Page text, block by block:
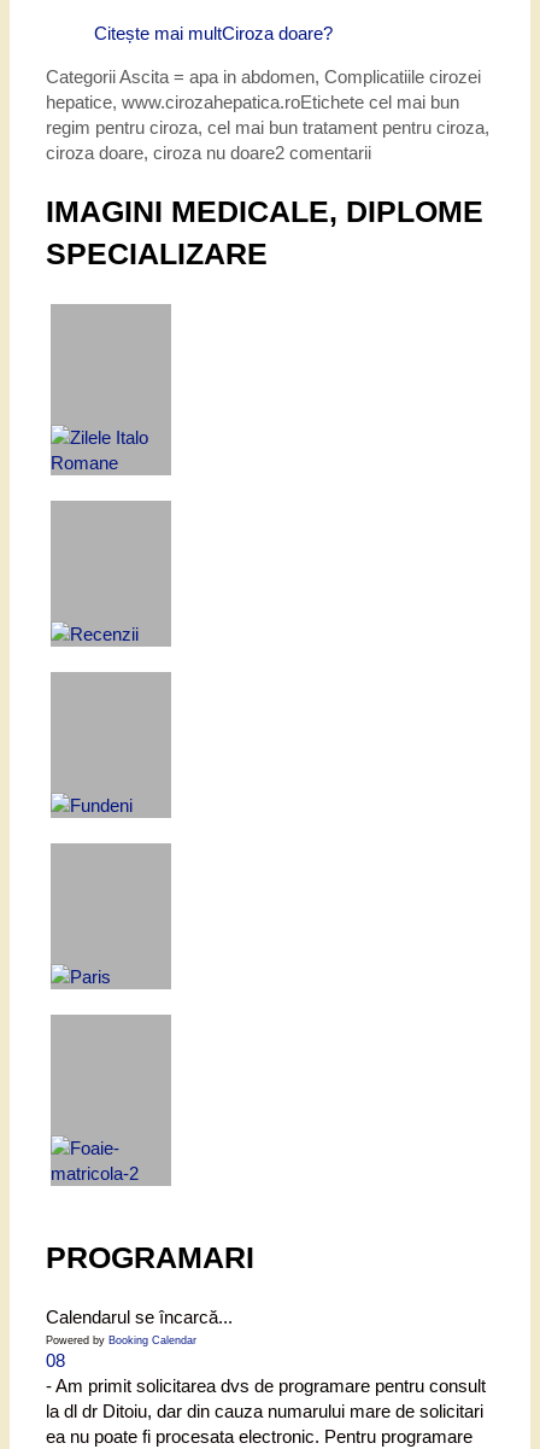
Citește mai multCiroza doare?
CategoriiAscita = apa in abdomen, Complicatiile cirozei
hepatice, www.cirozahepatica.roEtichete cel mai bun
regim pentru ciroza, cel mai bun tratament pentru ciroza,
ciroza doare, ciroza nu doare2 comentarii
IMAGINI MEDICALE, DIPLOME
SPECIALIZARE
PROGRAMARI
Calendarul se încarcă...
Powered by Booking Calendar
08
- Am primit solicitarea dvs de programare pentru consult
la dl dr Ditoiu, dar din cauza numarului mare de solicitari
ea nu poate fi procesata electronic. Pentru programare